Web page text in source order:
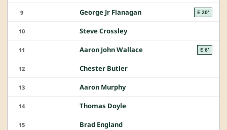
9 George Jr Flanagan E 20'
10 Steve Crossley
11 Aaron John Wallace E 6'
12 Chester Butler
13 Aaron Murphy
14 Thomas Doyle
15 Brad England